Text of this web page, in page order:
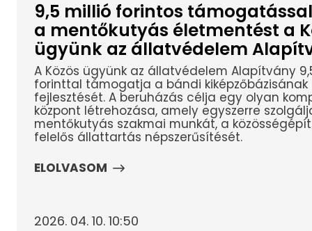
9,5 millió forintos
a mentőkutyás életmentést a
ügyünk az állatvédelem
A Közös ügyünk az állatvédelem Alapítvány
forinttal támogatja a bándi kiképzőbázisának
fejlesztését. A beruházás célja egy olyan
központ létrehozása, amely egyszerre
mentőkutyás szakmai munkát, a
felelős állattartás népszerűsítését.
ELOLVASOM
2026. 04. 10. 10:50